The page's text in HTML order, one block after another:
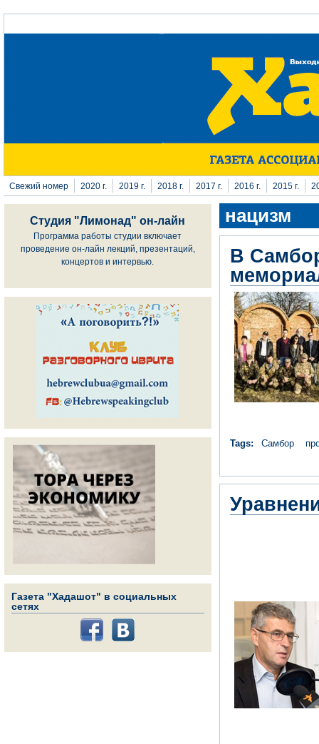
Перейти к основному содержанию
Свежий номер 2020 г. 2019 г. 2018 г. 2017 г. 2016 г. 2015 г.
Студия "Лимонад" он-лайн
Программа работы студии включает
проведение он-лайн лекций, презентаций,
концертов и интервью.
Газета "Хадашот" в социальных
сетях
нацизм
В
Tags: Самбор